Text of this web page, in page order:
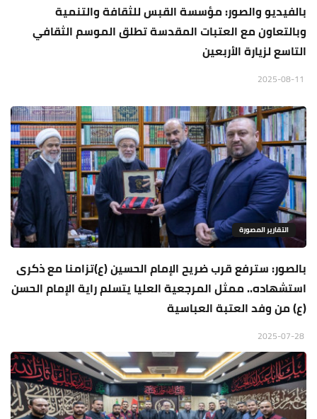
بالفيديو والصور: مؤسسة القبس للثقافة والتنمية
وبالتعاون مع العتبات المقدسة تطلق الموسم الثقافي
التاسع لزيارة الأربعين
التقارير المصورة
بالصور: سترفع قرب ضريح الإمام الحسين (ع)تزامنا مع ذكرى
استشهاده.. ممثل المرجعية العليا يتسلم راية الإمام الحسن
(ع) من وفد العتبة العباسية